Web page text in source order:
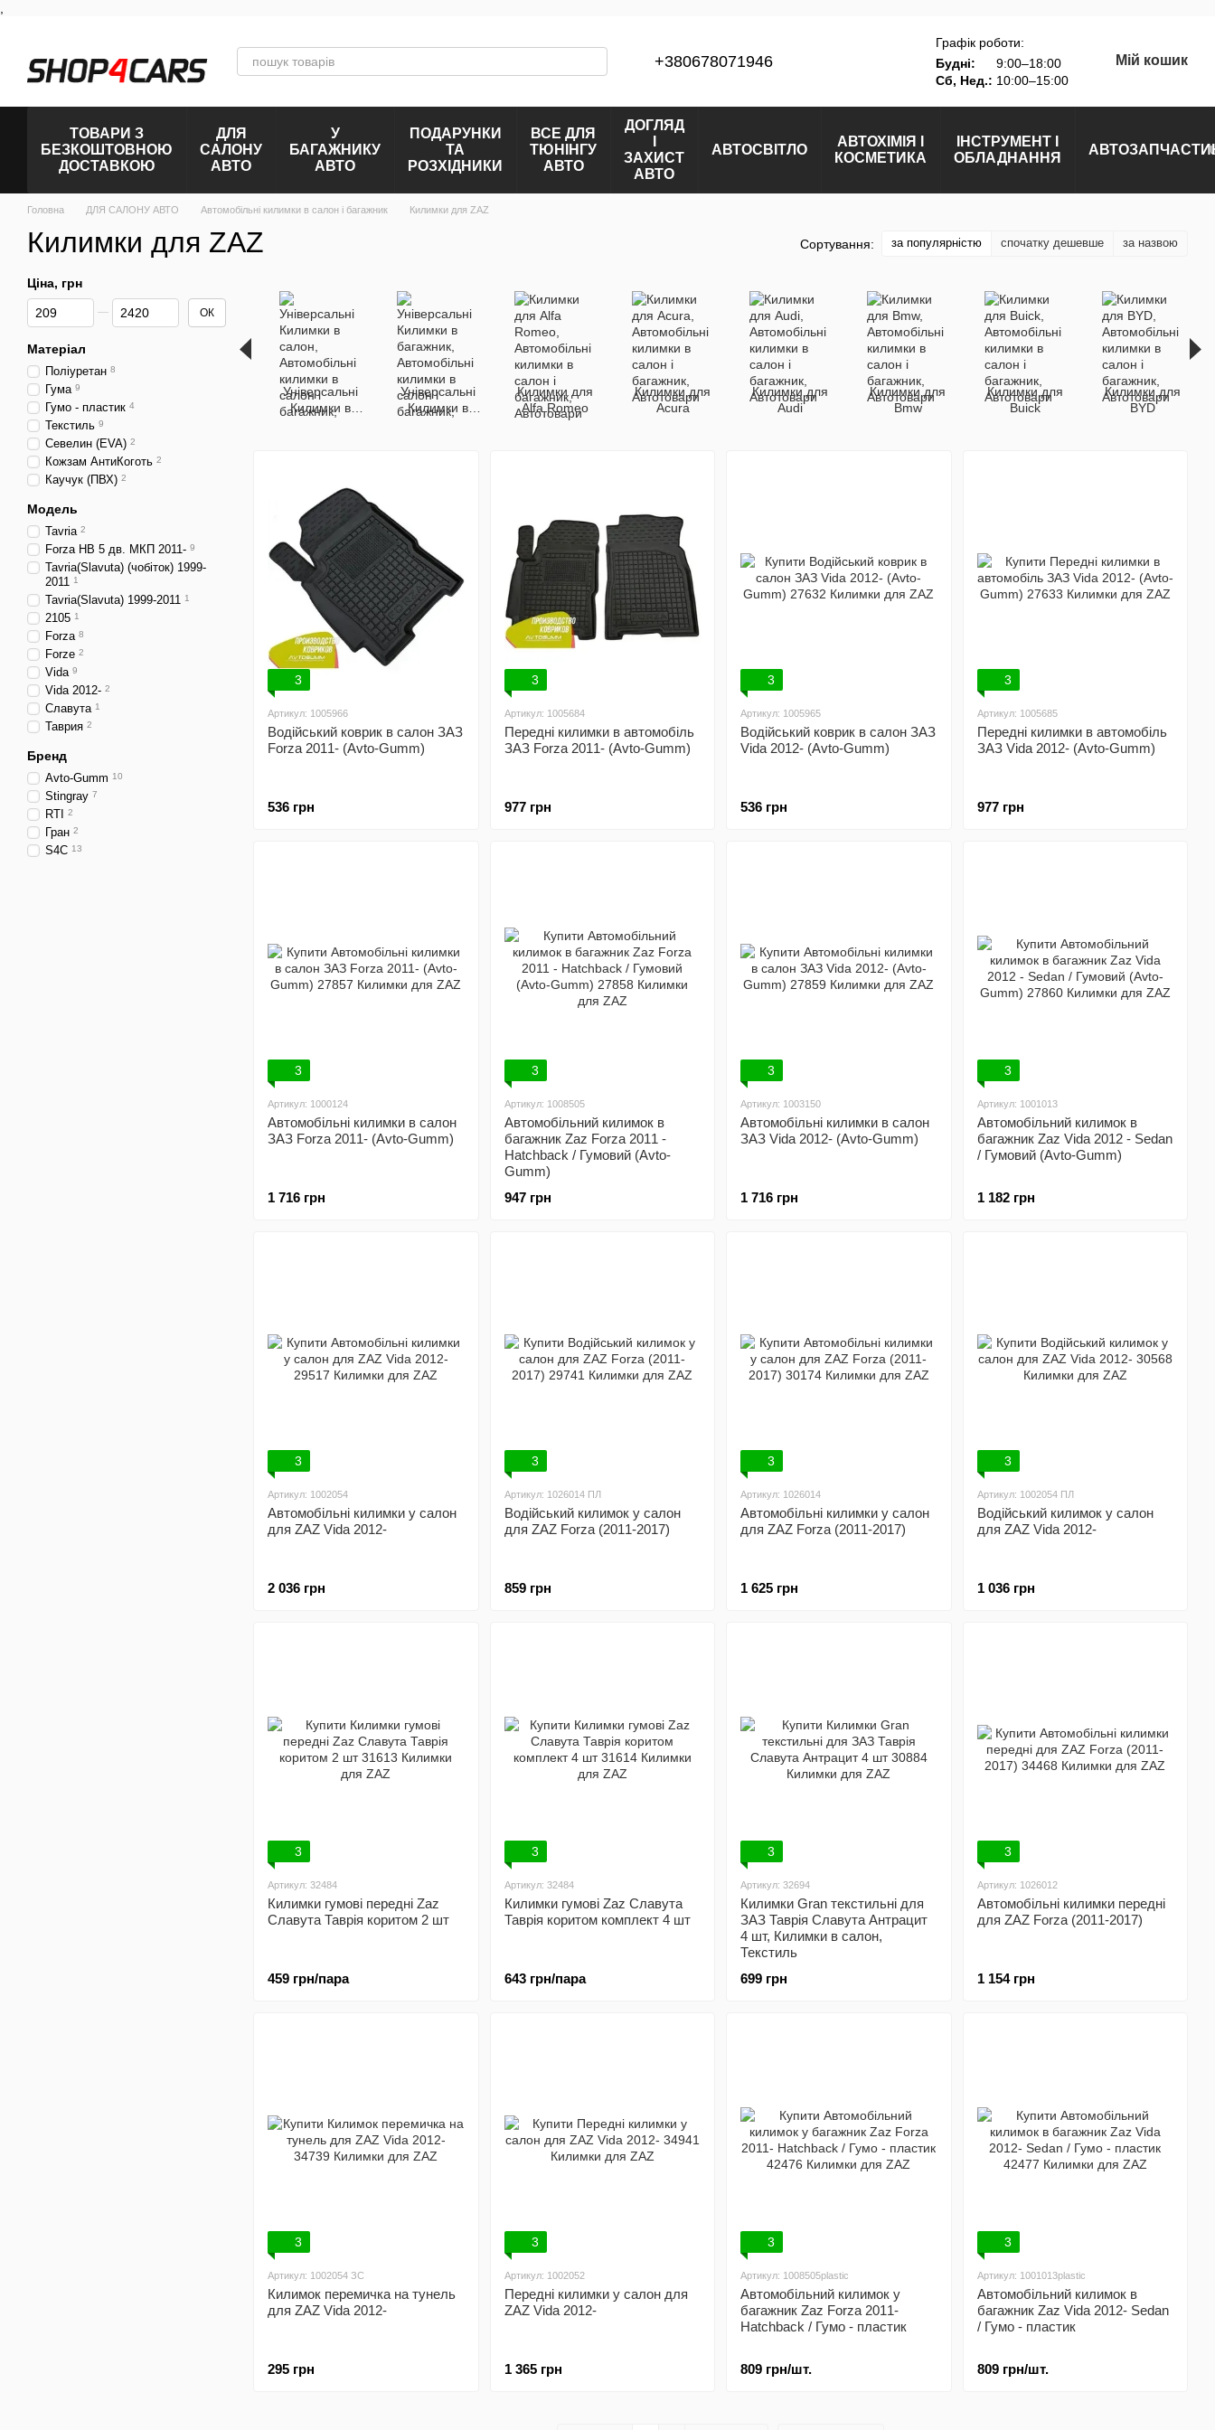
+380678071946
Графік роботи:
Будні:
9:00–18:00
Сб, Нед.: 10:00–15:00
Мій кошик
ТОВАРИ З
БЕЗКОШТОВНОЮ
ДОСТАВКОЮ
ДЛЯ
САЛОНУ
АВТО
У
БАГАЖНИКУ
АВТО
ПОДАРУНКИ
ТА
РОЗХІДНИКИ
ВСЕ ДЛЯ
ТЮНІНГУ
АВТО
ДОГЛЯД
ЗАХИСТ
АВТО
АВТОСВІТЛО
АВТОХІМІЯ І
КОСМЕТИКА
ІНСТРУМЕНТ І
ОБЛАДНАННЯ
Головна ДЛЯ САЛОНУ АВТО Автомобільні килимки в салон і багажник Килимки для ZAZ
Килимки для ZAZ Сортування: за популярністю спочатку дешевше за назвою
Універсальні
Килимки в
Універсальні
Килимки в
Килимки для
Alfa Romeo
Килимки для
Acura
Килимки для
Audi
Килимки для
Bmw
Килимки для
Buick
Килимки для
BYD
3
Артикул: 1005966
Водійський коврик в салон ЗАЗ
Forza 2011- (Avto-Gumm)
536 грн
3
Артикул: 1005684
Передні килимки в автомобіль
ЗАЗ Forza 2011- (Avto-Gumm)
977 грн
3
Артикул: 1005965
Водійський коврик в салон ЗАЗ
Vida 2012- (Avto-Gumm)
536 грн
3
Артикул: 1005685
Передні килимки в автомобіль
ЗАЗ Vida 2012- (Avto-Gumm)
977 грн
3
Артикул: 1000124
Автомобільні килимки в салон
ЗАЗ Forza 2011- (Avto-Gumm)
1 716 грн
3
Артикул: 1008505
Автомобільний килимок в
багажник Zaz Forza 2011 -
Hatchback / Гумовий (Avto-
Gumm)
947 грн
3
Артикул: 1003150
Автомобільні килимки в салон
ЗАЗ Vida 2012- (Avto-Gumm)
1 716 грн
3
Артикул: 1001013
Автомобільний килимок в
багажник Zaz Vida 2012 - Sedan
/ Гумовий (Avto-Gumm)
1 182 грн
3
Артикул: 1002054
Автомобільні килимки у салон
для ZAZ Vida 2012-
2 036 грн
3
Артикул: 1026014 ПЛ
Водійський килимок у салон
для ZAZ Forza (2011-2017)
859 грн
3
Артикул: 1026014
Автомобільні килимки у салон
для ZAZ Forza (2011-2017)
1 625 грн
3
Артикул: 1002054 ПЛ
Водійський килимок у салон
для ZAZ Vida 2012-
1 036 грн
3
Артикул: 32484
Килимки гумові передні Zaz
Славута Таврія коритом 2 шт
459 грн/пара
3
Артикул: 32484
Килимки гумові Zaz Славута
Таврія коритом комплект 4 шт
643 грн/пара
3
Артикул: 32694
Килимки Gran текстильні для
ЗАЗ Таврія Славута Антрацит
4 шт, Килимки в салон,
Текстиль
699 грн
3
Артикул: 1026012
Автомобільні килимки передні
для ZAZ Forza (2011-2017)
1 154 грн
3
Артикул: 1002054 ЗС
Килимок перемичка на тунель
для ZAZ Vida 2012-
295 грн
3
Артикул: 1002052
Передні килимки у салон для
ZAZ Vida 2012-
1 365 грн
3
Артикул: 1008505plastic
Автомобільний килимок у
багажник Zaz Forza 2011-
Hatchback / Гумо - пластик
809 грн/шт.
3
Артикул: 1001013plastic
Автомобільний килимок в
багажник Zaz Vida 2012- Sedan
/ Гумо - пластик
809 грн/шт.
Ціна, грн
Від Ціна, грн
До Ціна, грн ОК
Матеріал
Поліуретан 8
Гума 9
Гумо - пластик 4
Текстиль 9
Севелин (EVA) 2
Кожзам АнтиКоготь 2
Каучук (ПВХ) 2
Модель
Tavria 2
Forza HB 5 дв. МКП 2011- 9
Tavria(Slavuta) (чобіток) 1999-
2011 1
Tavria(Slavuta) 1999-2011 1
2105 1
Forza 8
Forze 2
Vida 9
Vida 2012- 2
Славута 1
Таврия 2
Бренд
Avto-Gumm 10
Stingray 7
RTI 2
Гран 2
S4C 13